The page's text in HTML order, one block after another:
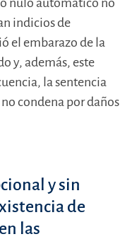
nulo automático no
indicios de
el embarazo de la
y, además, este
la sentencia
condena por daños
y sin
de
las